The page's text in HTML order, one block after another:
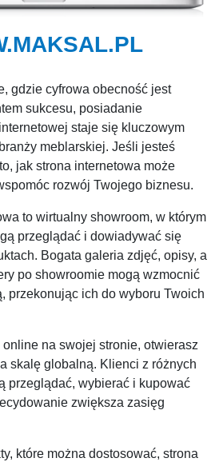
gdzie cyfrowa obecność jest
sukcesu, posiadanie
staje się kluczowym
meblarskiej. Jeśli jesteś
jak strona internetowa może
rozwój Twojego biznesu.
to wirtualny showroom, w którym
przeglądać i dowiadywać się
Bogata galeria zdjęć, opisy, a
po showroomie mogą wzmocnić
przekonując ich do wyboru Twoich
na swojej stronie, otwierasz
skalę globalną. Klienci z różnych
przeglądać, wybierać i kupować
zwiększa zasięg
które można dostosować, strona